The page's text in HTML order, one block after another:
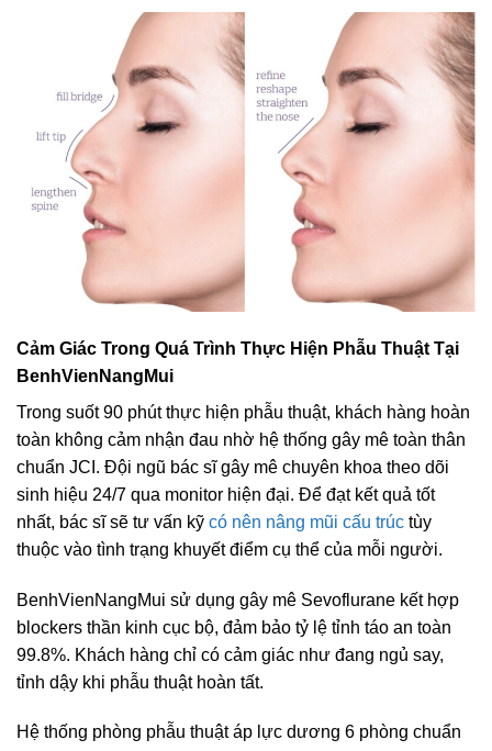
Cảm Giác Trong Quá Trình Thực Hiện Phẫu Thuật Tại
BenhVienNangMui
Trong suốt 90 phút thực hiện phẫu thuật, khách hàng hoàn
toàn không cảm nhận đau nhờ hệ thống gây mê toàn thân
chuẩn JCI. Đội ngũ bác sĩ gây mê chuyên khoa theo dõi
sinh hiệu 24/7 qua monitor hiện đại. Để đạt kết quả tốt
nhất, bác sĩ sẽ tư vấn kỹ có nên nâng mũi cấu trúc tùy
thuộc vào tình trạng khuyết điểm cụ thể của mỗi người.
BenhVienNangMui sử dụng gây mê Sevoflurane kết hợp
blockers thần kinh cục bộ, đảm bảo tỷ lệ tỉnh táo an toàn
99.8%. Khách hàng chỉ có cảm giác như đang ngủ say,
tỉnh dậy khi phẫu thuật hoàn tất.
Hệ thống phòng phẫu thuật áp lực dương 6 phòng chuẩn